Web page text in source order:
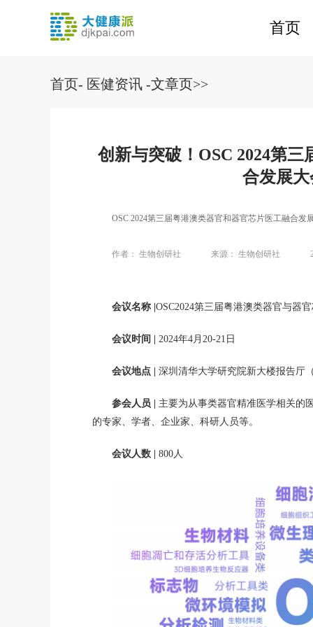
首页
首页- 医健资讯 -文章页>>
创新与突破！OSC 2024第
合发展
OSC 2024第三届粤港澳类器官和器官芯片医工融合发
作者： 生物创研社 来源： 生物创研社
会议名称 | OSC2024第三届粤港澳类器官与器
会议时间 | 2024年4月20-21日
会议地点 | 深圳清华大学研究院新大楼报告厅
参会人员 |
主要为从事类器官精准医学相关的
的专家、学者、企业家、科研人员等。
会议人数 | 800人